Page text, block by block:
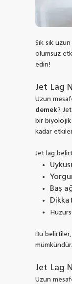
Sık sık
olumsuz
edin!
Jet Lag
Uzun
demek?
bir biyolojik
kadar
Jet lag
Baş
Bu
mümkündür.
Jet Lag
Uzun